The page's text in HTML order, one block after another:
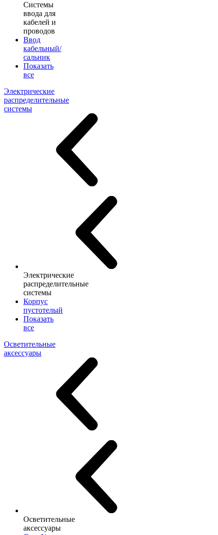
Системы
ввода для
кабелей и
проводов
Ввод
кабельный/
сальник
Показать
все
Электрические
распределительные
системы
Электрические
распределительные
системы
Корпус
пустотелый
Показать
все
Осветительные
аксессуары
Осветительные
аксессуары